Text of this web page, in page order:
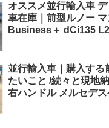
オススメ並行輸入車
車在庫｜前型ルノー
Business＋ dCi135
並行輸入車｜購入する
たいこと /続々と現地
右ハンドル メルセデ